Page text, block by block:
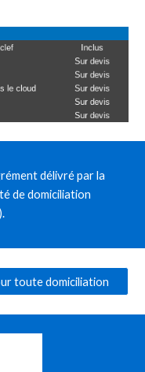
délivré par la
de domiciliation
toute domiciliation